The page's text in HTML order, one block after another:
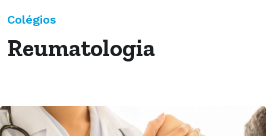
Colégios
Reumatologia